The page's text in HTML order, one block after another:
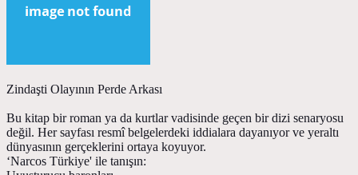
Zindaşti Olayının Perde Arkası
Bu kitap bir roman ya da kurtlar vadisinde geçen bir dizi senaryosu
değil. Her sayfası resmî belgelerdeki iddialara dayanıyor ve yeraltı
dünyasının gerçeklerini ortaya koyuyor.
‘Narcos Türkiye' ile tanışın: